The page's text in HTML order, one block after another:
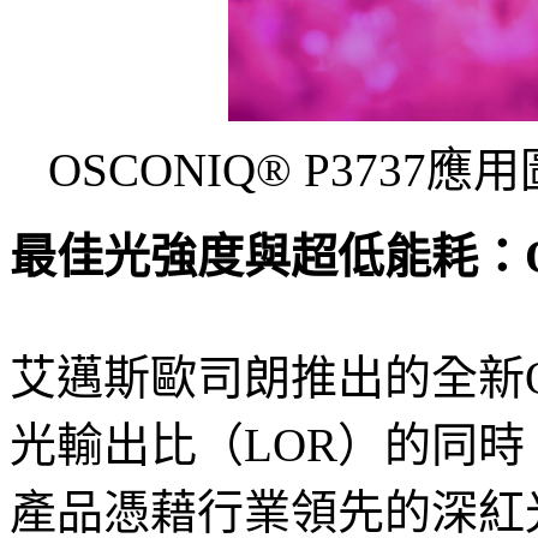
OSCONIQ® P3737應
最佳光強度與超低能耗
艾邁斯歐司朗推出的全
光輸出比（LOR）的同
產品憑藉行業領先的深